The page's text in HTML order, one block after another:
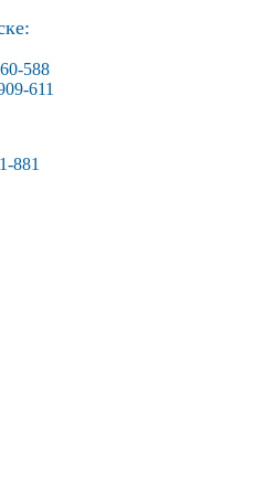
588
611
881